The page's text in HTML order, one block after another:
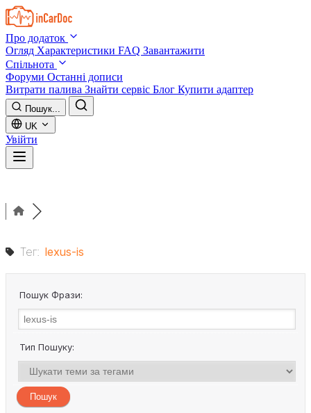
Skip to main content
Про додаток
Огляд Характеристики FAQ Завантажити
Спільнота
Форуми Останні дописи
Витрати палива Знайти сервіс Блог Купити адаптер
Пошук...
UK
Увійти
Тег: lexus-is
Пошук Фрази:
Тип Пошуку: